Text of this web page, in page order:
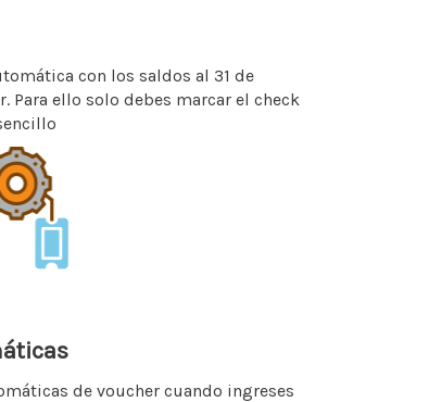
con los saldos al 31 de
Para ello solo debes marcar el check
de voucher cuando ingreses